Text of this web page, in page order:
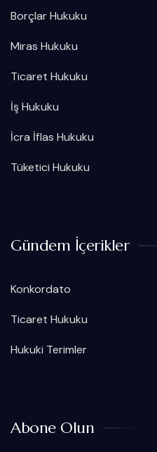
Borçlar Hukuku
Miras Hukuku
Ticaret Hukuku
İş Hukuku
İcra İflas Hukuku
Tüketici Hukuku
Gündem İçerikler
Konkordato
Ticaret Hukuku
Hukuki Terimler
Abone Olun